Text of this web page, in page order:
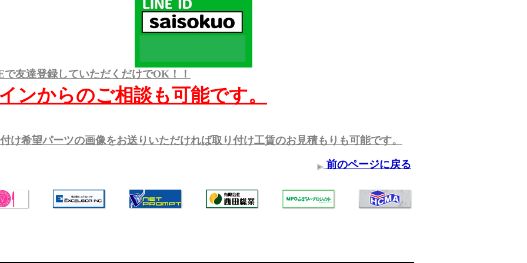
友達登録していただくだけでOK！！
ンからのご相談も可能です。
け希望パーツの画像をお送りいただければ取り付け工賃のお見積もりも可能です。
前のページに戻る